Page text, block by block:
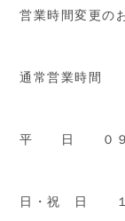
営業時間変更の
通常営業時間
平 日 ０９：
日・祝 日 １